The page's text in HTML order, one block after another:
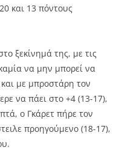
και 13 πόντους
ξεκίνημά της, με τις
να μην μπορεί να
με μπροστάρη τον
να πάει στο +4 (13-17),
ο Γκάρετ πήρε τον
προηγούμενο (18-17),